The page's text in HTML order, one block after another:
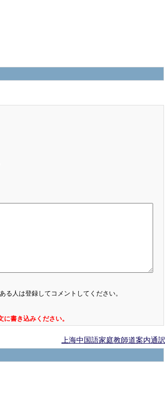
人は登録してコメントしてください。
書き込みください。
上海中国語家庭教師道案内通訳